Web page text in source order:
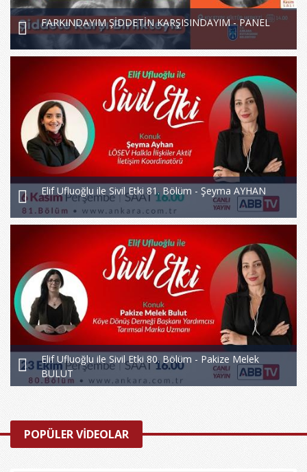
FARKINDAYIM ŞİDDETİN KARŞISINDAYIM - PANEL
Elif Ufluoğlu ile Sivil Etki 81. Bölüm - Şeyma AYHAN
Elif Ufluoğlu ile Sivil Etki 80. Bölüm - Pakize Melek
BULUT
POPÜLER VİDEOLAR